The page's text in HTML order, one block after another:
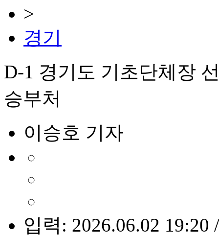
>
경기
D-1 경기도 기초단체장
승부처
이승호 기자
입력: 2026.06.02 19:20